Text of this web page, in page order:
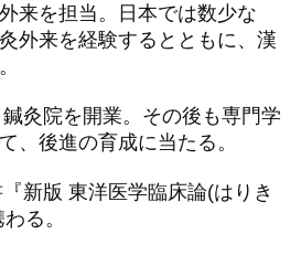
来を担当。日本では数少な
外来を経験するとともに、漢
灸院を開業。その後も専門学
、後進の育成に当たる。
新版 東洋医学臨床論(はりき
る。